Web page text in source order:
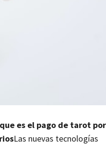
es el pago de tarot
Las nuevas tecnologías